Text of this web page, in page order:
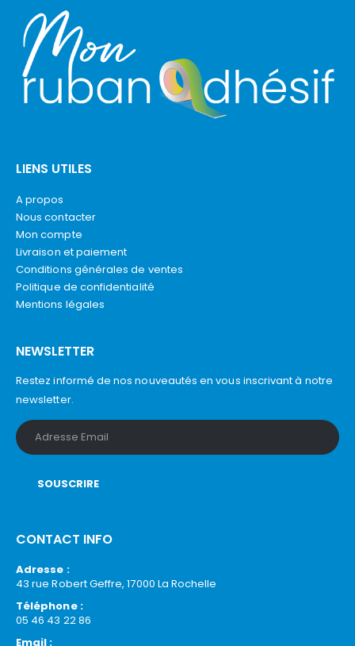
LIENS UTILES
A propos
Nous contacter
Mon compte
Livraison et paiement
Conditions générales de ventes
Politique de confidentialité
Mentions légales
NEWSLETTER
Restez informé de nos nouveautés en vous inscrivant à notre
newsletter.
CONTACT INFO
Adresse :
43 rue Robert Geffre, 17000 La Rochelle
Téléphone :
05 46 43 22 86
Email :